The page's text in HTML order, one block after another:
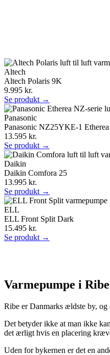
Altech
Altech Polaris 9K
9.995 kr.
Se produkt →
Panasonic
Panasonic NZ25YKE-1 Etherea
13.595 kr.
Se produkt →
Daikin
Daikin Comfora 25
13.995 kr.
Se produkt →
ELL
ELL Front Split Dark
15.495 kr.
Se produkt →
Varmepumpe i
Ribe er Danmarks ældste by, og
Det betyder ikke at man ikke
det ærligt hvis en placering
Uden for bykernen er det en